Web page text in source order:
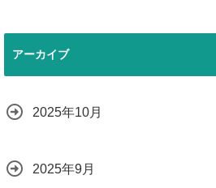
アーカイブ
2025年10月
2025年9月